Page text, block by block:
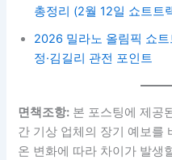
총정리 (2월 12일 쇼트트
2026 밀라노 올림픽 쇼
정·김길리 관전 포인트
면책조항: 본 포스팅에 제공
간 기상 업체의 장기 예보를
온 변화에 따라 차이가 발생